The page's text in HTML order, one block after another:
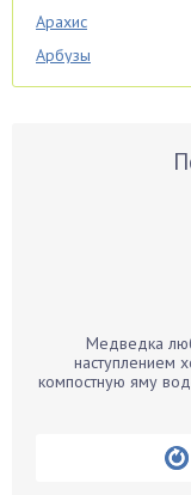
Арахис
Арбузы
Аспарагус
Бархатцы
Бегония
Медведка
наступлением
компостную яму